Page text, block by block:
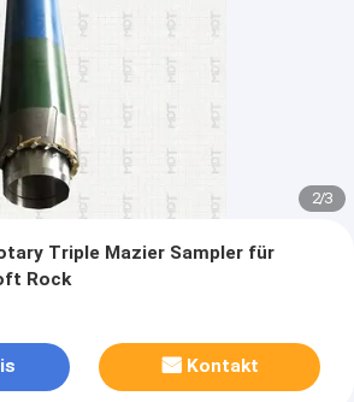
2/3
Triple Mazier Sampler für
Rock
Kontakt